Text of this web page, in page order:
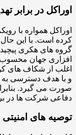
در برابر
همواره با
است. با این حال،
های هکری پیچیده
جهان محسوب می
از شکاف های کوچک
هدف دسترسی به
می گیرد. بنابراین
شرکت ها در برابر
های امنیتی